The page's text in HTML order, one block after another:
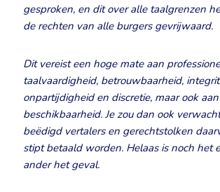
gesproken, en dit over alle taalgrenzen
de rechten van alle burgers gevrijwaard.
Dit vereist een hoge mate aan
taalvaardigheid, betrouwbaarheid,
onpartijdigheid en discretie, maar ook aan
beschikbaarheid. Je zou dan ook
beëdigd vertalers en gerechtstolken
stipt betaald worden. Helaas is noch het
ander het geval.